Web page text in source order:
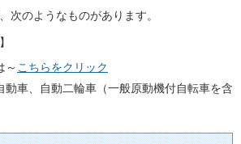
次のようなものがあります。
～ こちらをクリック
動車、自動二輪車（一般原動機付自転車を含